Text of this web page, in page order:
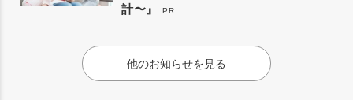
計〜』
PR
他のお知らせを見る